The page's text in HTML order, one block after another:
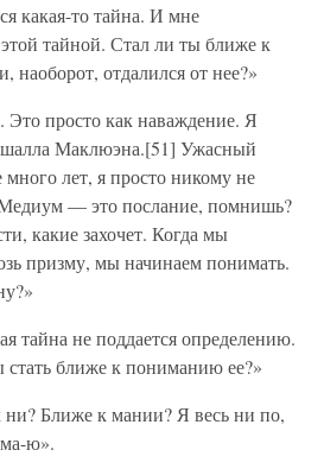
какая-то тайна. И мне
тайной. Стал ли ты ближе к
отдалился от нее?»
просто как наваждение. Я
Маклюэна.[51] Ужасный
лет, я просто никому не
Медиум — это послание, помнишь?
какие захочет. Когда мы
призму, мы начинаем понимать.
тайна не поддается определению.
ближе к пониманию ее?»
Ближе к мании? Я весь ни по,
ю».